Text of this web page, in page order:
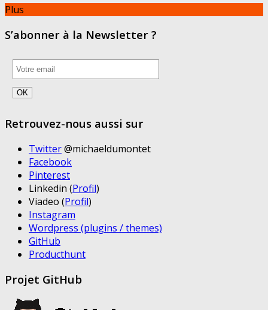
Plus
S’abonner à la Newsletter ?
Retrouvez-nous aussi sur
Twitter@michaeldumontet
Facebook
Pinterest
Linkedin (Profil)
Viadeo (Profil)
Instagram
Wordpress (plugins / themes)
GitHub
Producthunt
Projet GitHub